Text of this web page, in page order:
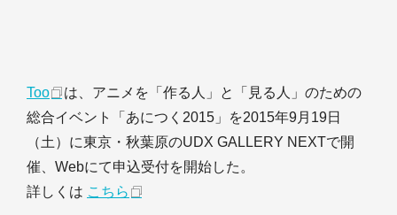
Too
は、アニメを「作る人」と「見る人」のための
総合イベント「あにつく2015」を2015年9月19日
（土）に東京・秋葉原のUDX GALLERY NEXTで開
催、Webにて申込受付を開始した。
詳しくは こちら